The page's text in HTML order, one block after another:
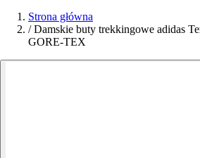
Strona główna
/ Damskie buty trekkingowe adidas
GORE-TEX